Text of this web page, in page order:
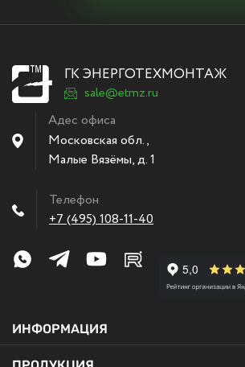
ГК ЭНЕРГОТЕХМОНТАЖ
sale@etmz.ru
Адес офиса
Московская обл.,
Малые Вязёмы,д. 1
Телефон
+7 (495) 108-11-40
ИНФОРМАЦИЯ